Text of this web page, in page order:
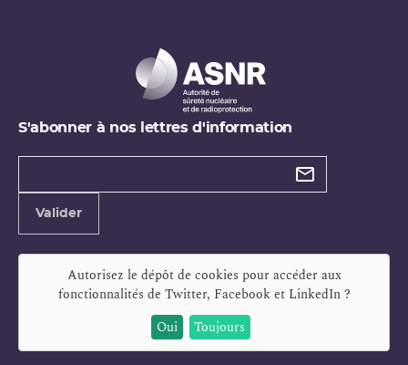
S'abonner à nos lettres d'information
Types de
Valider
Autorisez le dépôt de cookies pour accéder aux
fonctionnalités de Twitter, Facebook et LinkedIn?
Oui
Toujours